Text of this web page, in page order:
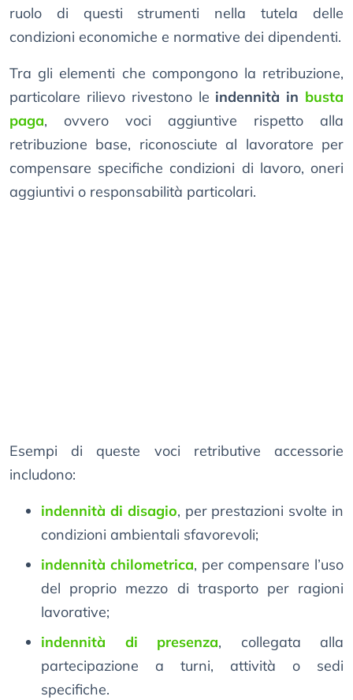
ruolo di questi strumenti nella tutela delle
condizioni economiche e normative dei dipendenti.
Tra gli elementi che compongono la retribuzione,
particolare rilievo rivestono le indennità in busta
paga, ovvero voci aggiuntive rispetto alla
retribuzione base, riconosciute al lavoratore per
compensare specifiche condizioni di lavoro, oneri
aggiuntivi o responsabilità particolari.
Esempi di queste voci retributive accessorie
includono:
indennità di disagio, per prestazioni svolte in
condizioni ambientali sfavorevoli;
indennità chilometrica, per compensare l’uso
del proprio mezzo di trasporto per ragioni
lavorative;
indennità di presenza, collegata alla
partecipazione a turni, attività o sedi
specifiche.